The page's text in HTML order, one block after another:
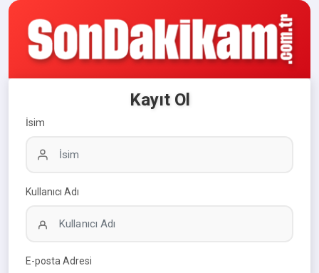
Kayıt Ol
İsim
Kullanıcı Adı
E-posta Adresi